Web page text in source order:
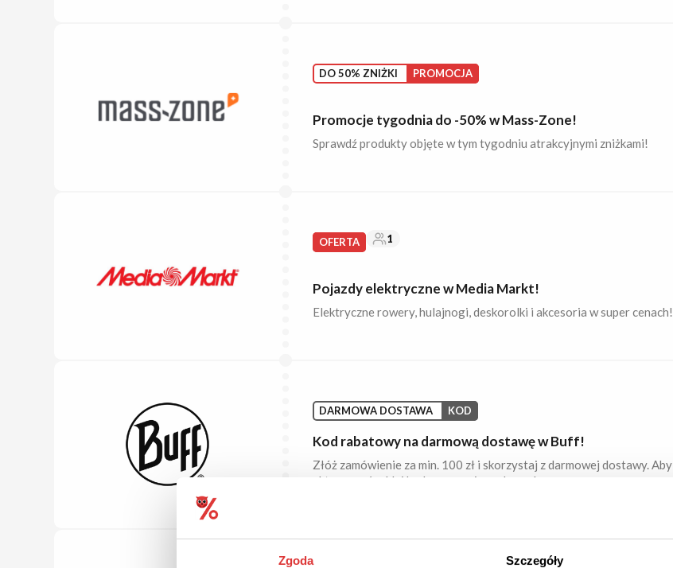
Zgoda Szczegóły
DO 50% ZNIŻKI PROMOCJA
Promocje tygodnia do -50% w Mass-Zone!
Sprawdź produkty objęte w tym tygodniu atrakcyjnymi zniżkami!
OFERTA 1
Pojazdy elektryczne w Media Markt!
Elektryczne rowery, hulajnogi, deskorolki i akcesoria w super cenach!
DARMOWA DOSTAWA KOD
Kod rabatowy na darmową dostawę w Buff!
Złóż zamówienie za min. 100 zł i skorzystaj z darmowej dostawy. Aby
aktywować, wklej kod promocyjny w koszyku.